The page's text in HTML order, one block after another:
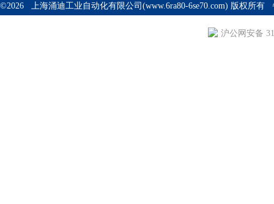
©2026 上海涌迪工业自动化有限公司(www.6ra80-6se70.com) 版权所有
沪公网安备